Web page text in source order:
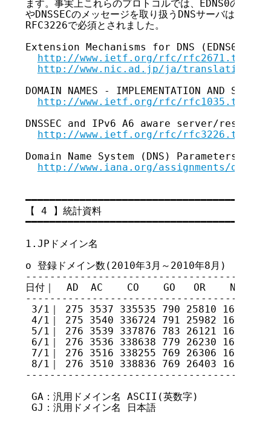
ます。事実上これらのプロトコルでは、EDNS0の使用
やDNSSECのメッセージを取り扱うDNSサーバは、
RFC3226で必須とされました。
Extension Mechanisms for DNS (EDNS0):
http://www.ietf.org/rfc/rfc2671.txt
http://www.nic.ad.jp/ja/translation/
DOMAIN NAMES - IMPLEMENTATION AND
http://www.ietf.org/rfc/rfc1035.txt
DNSSEC and IPv6 A6 aware server/
http://www.ietf.org/rfc/rfc3226.txt
Domain Name System (DNS) Parameters:
http://www.iana.org/assignments/dns-
━━━━━━━━━━━━━━━━━━━━━━━━━━━━━━━━━━━
【 4 】統計資料
━━━━━━━━━━━━━━━━━━━━━━━━━━━━━━━━━━━
1.JPドメイン名
o 登録ドメイン数(2010年3月～2010年8月)
日付｜  AD  AC    CO    GO   OR    NE
3/1｜ 275 3537 335535 790 25810 16972
4/1｜ 275 3540 336724 791 25982 16981
5/1｜ 276 3539 337876 783 26121 16932
6/1｜ 276 3536 338638 779 26230 16912
7/1｜ 276 3516 338255 769 26306 16795
8/1｜ 276 3510 338836 769 26403 16769
GA：汎用ドメイン名 ASCII(英数字)
GJ：汎用ドメイン名 日本語